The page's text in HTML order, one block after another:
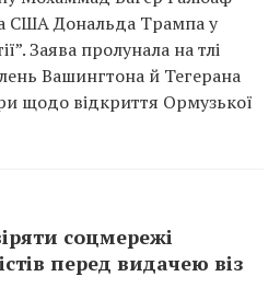
США Дональда Трампа у
Заява пролунала на тлі
Вашингтона й Тегерана
щодо відкриття Ормузької
соцмережі
перед видачею віз